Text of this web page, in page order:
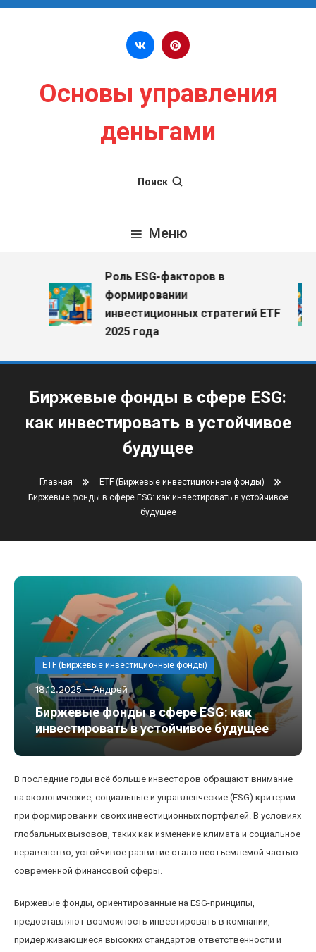
Перейти к содержимому
Основы управления
деньгами
Поиск
Меню
Роль ESG-факторов в
формировании
инвестиционных стратегий ETF
2025 года
Биржевые фонды в сфере ESG:
как инвестировать в устойчивое
будущее
Главная
ETF (Биржевые инвестиционные фонды)
Биржевые фонды в сфере ESG: как инвестировать в устойчивое
будущее
ETF (Биржевые инвестиционные фонды)
18.12.2025 Андрей
Биржевые фонды в сфере ESG: как
инвестировать в устойчивое будущее
В последние годы всё больше инвесторов обращают внимание
на экологические, социальные и управленческие (ESG) критерии
при формировании своих инвестиционных портфелей. В условиях
глобальных вызовов, таких как изменение климата и социальное
неравенство, устойчивое развитие стало неотъемлемой частью
современной финансовой сферы.
Биржевые фонды, ориентированные на ESG-принципы,
предоставляют возможность инвестировать в компании,
придерживающиеся высоких стандартов ответственности и